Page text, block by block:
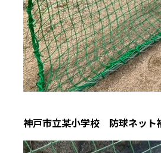
神戸市立某小学校 防球ネッ